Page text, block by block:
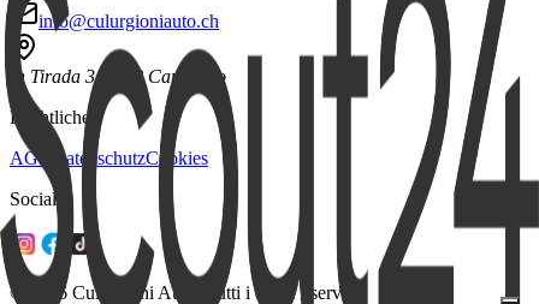
info@culurgioniauto.ch
In Tirada 31
6528 Camorino
Rechtliches
AGB
DatenschutzCookies
Social
© 2026 Culurgioni Auto. Tutti i diritti riservati.